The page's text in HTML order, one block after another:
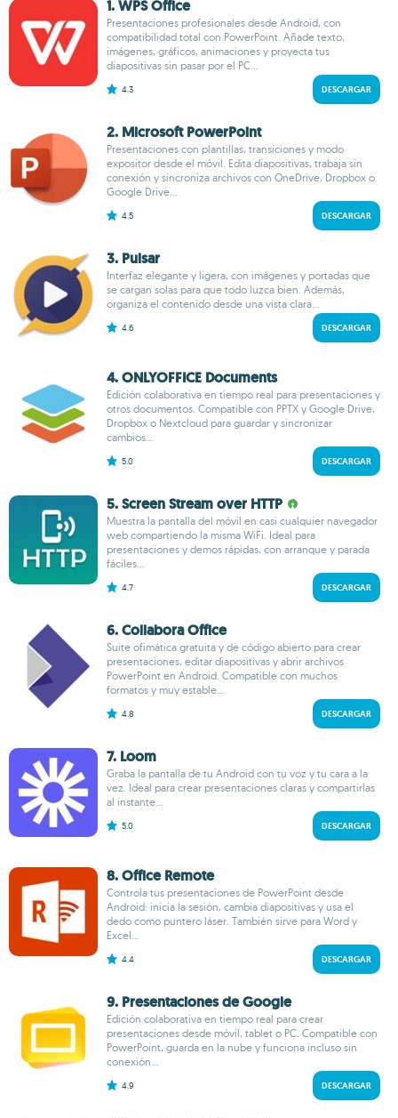
1. WPS Office
Presentaciones profesionales desde Android, con
compatibilidad total con PowerPoint. Añade texto,
imágenes, gráficos, animaciones y proyecta tus
diapositivas sin pasar por el PC...
4.3 DESCARGAR
2. Microsoft PowerPoint
Presentaciones con plantillas, transiciones y modo
expositor desde el móvil. Edita diapositivas, trabaja sin
conexión y sincroniza archivos con OneDrive, Dropbox o
Google Drive...
4.5 DESCARGAR
3. Pulsar
Interfaz elegante y ligera, con imágenes y portadas que
se cargan solas para que todo luzca bien. Además,
organiza el contenido desde una vista clara...
4.6 DESCARGAR
4. ONLYOFFICE Documents
Edición colaborativa en tiempo real para presentaciones y
otros documentos. Compatible con PPTX y Google Drive,
Dropbox o Nextcloud para guardar y sincronizar
cambios...
5.0 DESCARGAR
5. Screen Stream over HTTP
Muestra la pantalla del móvil en casi cualquier navegador
web compartiendo la misma WiFi. Ideal para
presentaciones y demos rápidas, con arranque y parada
fáciles...
4.7 DESCARGAR
6. Collabora Office
Suite ofimática gratuita y de código abierto para crear
presentaciones, editar diapositivas y abrir archivos
PowerPoint en Android. Compatible con muchos
formatos y muy estable...
4.8 DESCARGAR
7. Loom
Graba la pantalla de tu Android con tu voz y tu cara a la
vez. Ideal para crear presentaciones claras y compartirlas
al instante...
5.0 DESCARGAR
8. Office Remote
Controla tus presentaciones de PowerPoint desde
Android: inicia la sesión, cambia diapositivas y usa el
dedo como puntero láser. También sirve para Word y
Excel...
4.4 DESCARGAR
9. Presentaciones de Google
Edición colaborativa en tiempo real para crear
presentaciones desde móvil, tablet o PC. Compatible con
PowerPoint, guarda en la nube y funciona incluso sin
conexión...
4.9 DESCARGAR